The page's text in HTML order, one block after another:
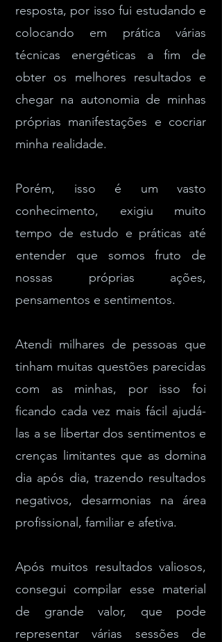
resposta, por isso fui estudando e
colocando em prática várias
técnicas energéticas a fim de
obter os melhores resultados e
chegar na autonomia de minhas
próprias manifestações e cocriar
minha realidade.
Porém, isso é um vasto
conhecimento, exigiu muito
tempo de estudo e práticas até
entender que somos fruto de
nossas próprias ações,
pensamentos e sentimentos.
Atendi milhares de pessoas que
tinham muitas questões parecidas
com as minhas, por isso foi
ficando cada vez mais fácil ajudá-
las a se libertar dos sentimentos e
crenças limitantes que as domina
dia após dia, trazendo resultados
negativos, desarmonias na área
profissional, familiar e afetiva.
Após muitos resultados valiosos,
consegui compilar esse material
de grande valor, que pode
representar várias sessões de